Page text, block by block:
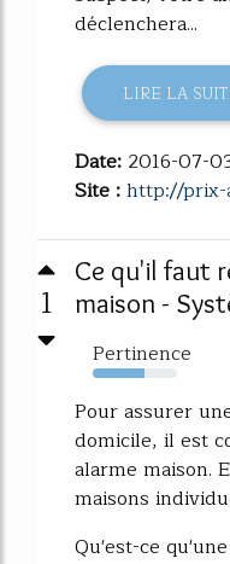
déclenchera...
LIRE LA
Date: 2016-07-
Site :http://prix-
1
Ce qu'il faut
maison -
Pertinence
61%
Pour assurer
domicile, il est
alarme maison.
maisons
Qu'est-ce